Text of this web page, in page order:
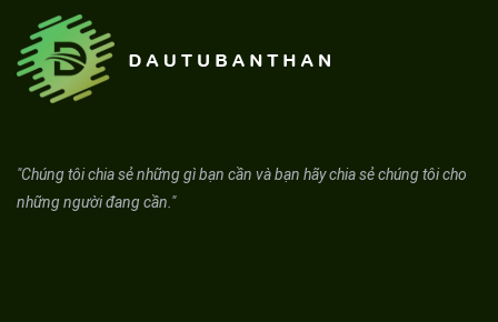
"Chúng tôi chia sẻ những gì bạn cần và bạn hãy chia sẻ chúng tôi cho
những người đang cần."